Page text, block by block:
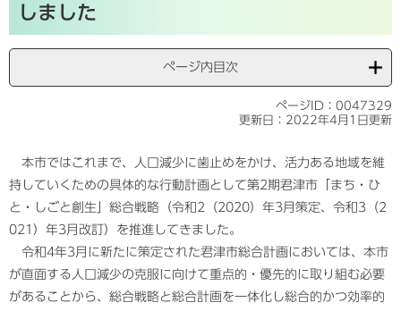
しました
ページ内目次
ページID：0047329
更新日：2022年4月1日更新
本市ではこれまで、人口減少に歯止めをかけ、活力ある地域を維
持していくための具体的な行動計画として第2期君津市「まち・ひ
と・しごと創生」総合戦略（令和2（2020）年3月策定、令和3（2
021）年3月改訂）を推進してきました。
令和4年3月に新たに策定された君津市総合計画においては、本市
が直面する人口減少の克服に向けて重点的・優先的に取り組む必要
があることから、総合戦略と総合計画を一体化し総合的かつ効率的